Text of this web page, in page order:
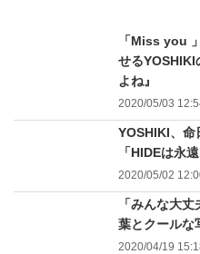
「Miss you
せるYOSHIKI
よね』
2020/05/03
YOSHIKI、
「HIDEは永
2020/05/02
「みんな大
葉とクールな
2020/04/19